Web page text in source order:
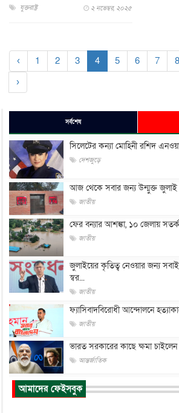
যুক্তরাষ্ট্র ২ নভেম্বর, ২০২৫
‹ 1 2 3 4 5 6 7 8
›
সর্বশেষ
সিলেটের কন্যা মোহিনী রশিদ
দেশজুড়ে
আজ থেকে সবার জন্য উন্মুক্ত জুলাই
জাতীয়
ফের বন্যার আশঙ্কা, ১০ জেলায়
জাতীয়
জুলাইয়ের কৃতিত্ব নেওয়ার জন্য
স্বর...
জাতীয়
ফ্যাসিবাদবিরোধী আন্দোলনে
জাতীয়
ভারত সরকারের কাছে ক্ষমা চাইলেন
আন্তর্জাতিক
আকাশে ট্রাম্পের হেলিকপ্টার ও
আন্তর্জাতিক
আমাদের ফেইসবুক